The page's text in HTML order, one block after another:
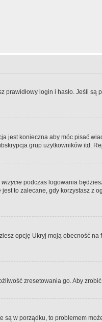
login i hasło. Jeśli
jest konieczna aby móc pisać
grup użytkowników itd.
wizycie podczas logowania
to zalecane, gdy korzystasz
opcję Ukryj moją obecność
zresetowania go. Aby
w porządku, to problemem